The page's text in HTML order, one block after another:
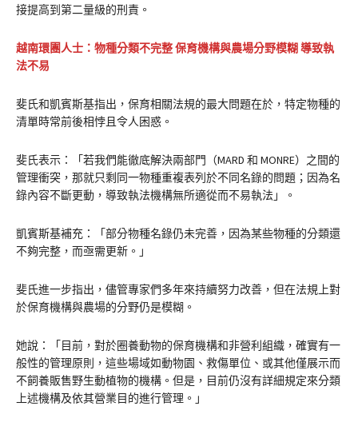
接提高到第二量級的刑責。
越南環團人士：物種分類不完整 保育機構與農場分野模糊 導致執
法不易
斐氏和凱賓斯基指出，保育相關法規的最大問題在於，特定物種的
清單時常前後相悖且令人困惑。
斐氏表示：「若我們能徹底解決兩部門（MARD 和 MONRE）之間的
管理衝突，那就只剩同一物種重複表列於不同名錄的問題；因為名
錄內容不斷更動，導致執法機構無所適從而不易執法」。
凱賓斯基補充：「部分物種名錄仍未完善，因為某些物種的分類還
不夠完整，而亟需更新。」
斐氏進一步指出，儘管專家們多年來持續努力改善，但在法規上對
於保育機構與農場的分野仍是模糊。
她說：「目前，對於圈養動物的保育機構和非營利組織，確實有一
般性的管理原則，這些場域如動物園、救傷單位、或其他僅展示而
不飼養販售野生動植物的機構。但是，目前仍沒有詳細規定來分類
上述機構及依其營業目的進行管理。」